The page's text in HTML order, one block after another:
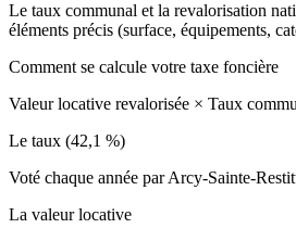
Le taux communal et la revalorisation
éléments précis (surface, équipements,
Comment se calcule votre taxe foncière
Valeur locative revalorisée × Taux
Le taux (42,1 %)
Voté chaque année par Arcy-Sainte-
La valeur locative